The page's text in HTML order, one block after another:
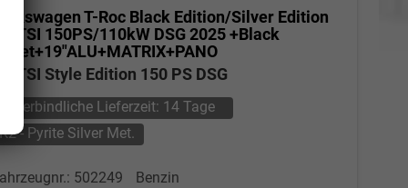
Volkswagen T-Roc Black Edition/Silver Edition
1.5 TSI 150PS/110kW DSG 2025 +Black
Paket+19"ALU+MATRIX+PANO
1.5 TSI Style Edition 150 PS DSG
unverbindliche Lieferzeit: 14 Tage
K2 - Pyrite Silver Met.
502249
Benzin